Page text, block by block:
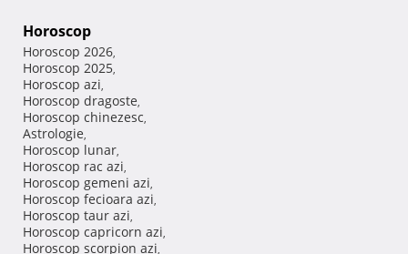
Horoscop
Horoscop 2026,
Horoscop 2025,
Horoscop azi,
Horoscop dragoste,
Horoscop chinezesc,
Astrologie,
Horoscop lunar,
Horoscop rac azi,
Horoscop gemeni azi,
Horoscop fecioara azi,
Horoscop taur azi,
Horoscop capricorn azi,
Horoscop scorpion azi,